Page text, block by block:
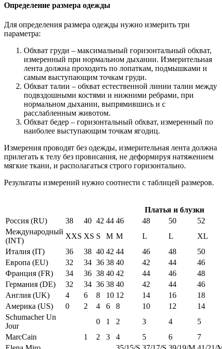
Определение размера одежды
Для определения размера одежды нужно измерить три
параметра:
Обхват груди – максимальный горизонтальный обхват,
измеренный при нормальном дыхании. Измерительная
лента должна проходить по лопаткам, подмышками и
самым выступающим точкам груди.
Обхват талии – обхват естественной линии талии между
подвздошными костями и нижними ребрами, при
нормальном дыхании, выпрямившись и с
расслабленным животом.
Обхват бедер – горизонтальный обхват, измеренный по
наиболее выступающим точкам ягодиц.
Измерения проводят без одежды, измерительная лента должна
прилегать к телу без провисания, не деформируя натяжением
мягкие ткани, и располагаться строго горизонтально.
Результаты измерений нужно соотнести с таблицей размеров.
Платья и блузки
Россия (RU)
38 40 42 44 46 48 50
52
Международный
(INT)
XXS XS S M M L L
XL
Италия (IT)
36 38 40 42 44 46 48
50
Европа (EU)
32 34 36 38 40 42 44
46
Франция (FR)
34 36 38 40 42 44 46
48
Германия (DE)
32 34 36 38 40 42 44
46
Англия (UK)
4 6 8 10 12 14 16
18
Америка (US)
0 2 4 6 8 10 12
14
Schumacher Un
Jour
0 1 2 3 4
5
MarcCain
1 2 3 4 5 6
7